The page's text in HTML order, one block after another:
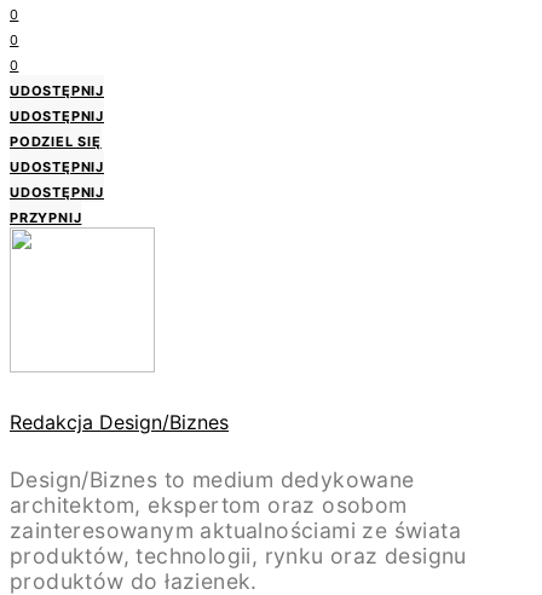
0
0
0
UDOSTĘPNIJ
UDOSTĘPNIJ
PODZIEL SIĘ
UDOSTĘPNIJ
UDOSTĘPNIJ
PRZYPNIJ
Redakcja Design/Biznes
Design/Biznes to medium dedykowane
architektom, ekspertom oraz osobom
zainteresowanym aktualnościami ze świata
produktów, technologii, rynku oraz designu
produktów do łazienek.